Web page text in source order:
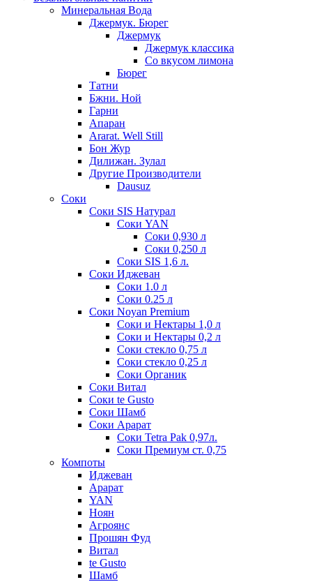
Минеральная Вода
Джермук. Бюрег
Джермук
Джермук классика
Со вкусом лимона
Бюрег
Татни
Бжни. Ной
Гарни
Апаран
Ararat. Well Still
Бон Жур
Дилижан. Зулал
Другие Производители
Dausuz
Соки
Соки SIS Натурал
Соки YAN
Соки 0,930 л
Соки 0,250 л
Соки SIS 1,6 л.
Соки Иджеван
Соки 1.0 л
Соки 0.25 л
Соки Noyan Premium
Соки и Нектары 1,0 л
Соки и Нектары 0,2 л
Соки стекло 0,75 л
Соки стекло 0,25 л
Соки Органик
Соки Витал
Соки te Gusto
Соки Шамб
Соки Арарат
Соки Tetra Pak 0,97л.
Соки Премиум ст. 0,75
Компоты
Иджеван
Арарат
YAN
Ноян
Агроянс
Прошян Фуд
Витал
te Gusto
Шамб